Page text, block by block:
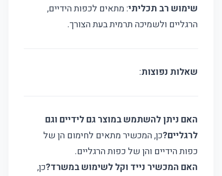
שימוש רב תכליתי: מתאים לכפות הידיים,
הרגליים ולשמיכה תרמית בעת הצורך.
שאלות נפוצות:
האם ניתן להשתמש במוצר גם לידיים וגם
לרגליים?כן, המכשיר מתאים לחימום הן של
כפות הידיים והן של כפות הרגליים.
האם המכשיר נייד וקל לשימוש במשרד?כן,